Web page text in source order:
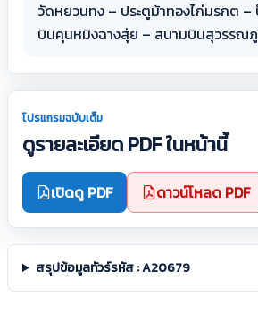
วัดหยวนทง – ประตูม้าทองไก่มรกต
บินคุนหมิงฉางสุ่ย – สนามบินสุวรรณ
โปรแกรมฉบับเต็ม
ดูรายละเอียด PDF ในหน้านี้
เปิดดู PDF ดาวน์โหลด PDF
สรุปข้อมูลทัวร์รหัส : A20679